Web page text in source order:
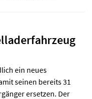
ein neues
seinen bereits 31
ersetzen. Der